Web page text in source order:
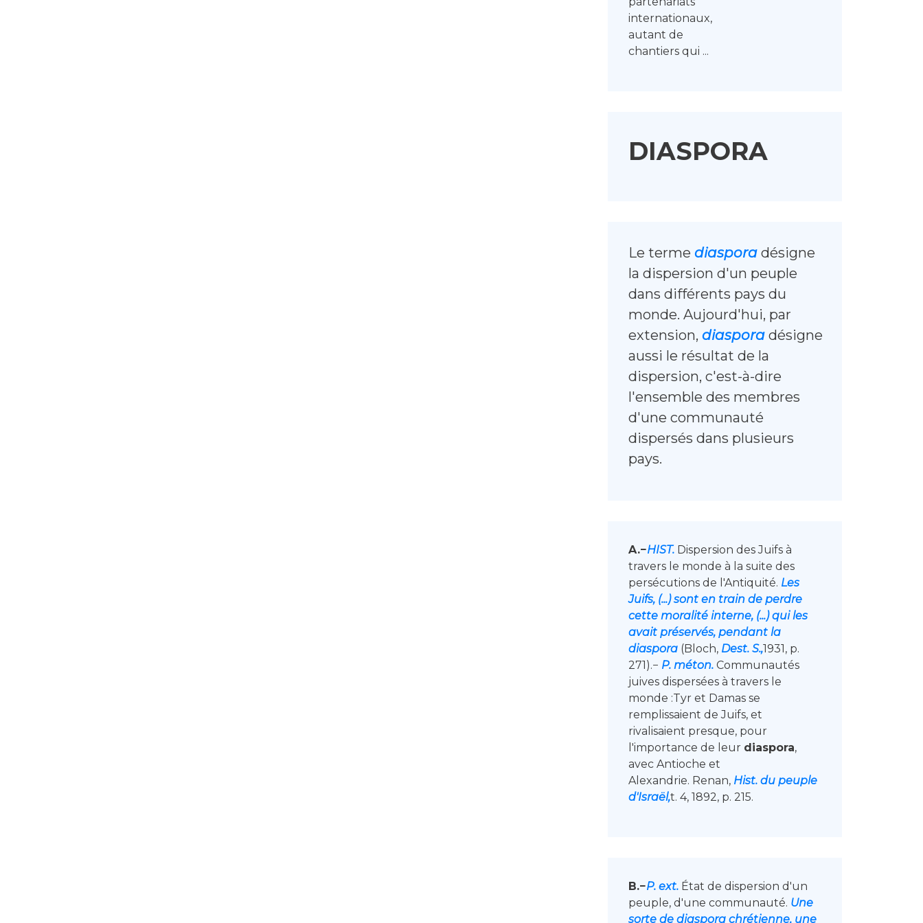
internationaux,
autant de
chantiers qui ...
DIASPORA
Le terme diasporadésigne
la dispersion d'un peuple
dans différents pays du
monde. Aujourd'hui, par
extension, diasporadésigne
aussi le résultat de la
dispersion, c'est-à-dire
l'ensemble des membres
d'une communauté
dispersés dans plusieurs
pays.
A.−HIST.Dispersion des Juifs à
travers le monde à la suite des
persécutions de l'Antiquité. Les
Juifs, (...) sont en train de perdre
cette moralité interne, (...) qui les
avait préservés, pendant la
diaspora(Bloch, Dest. S.,1931, p.
271).− P. méton.Communautés
juives dispersées à travers le
monde :Tyr et Damas se
remplissaient de Juifs, et
rivalisaient presque, pour
l'importance de leur diaspora,
avec Antioche et
Alexandrie. Renan, Hist. du peuple
d'Israël,t. 4, 1892, p. 215.
B.−P. ext.État de dispersion d'un
peuple, d'une communauté. Une
sorte de diaspora chrétienne, une